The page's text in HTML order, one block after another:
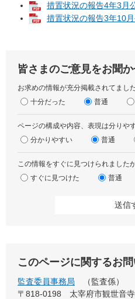
措置状況の報告4年3月
措置状況の報告3年10
皆さまのご意見をお聞
お求めの情報が充分掲載されてまし
十分だった
普通
ページの構成や内容、表現は分りや
分かりやすい
普通
この情報をすぐに見つけられました
すぐに見つけた
普通
このページに関するお
監査委員事務局
監査係
〒818-0198
太宰府市観世音